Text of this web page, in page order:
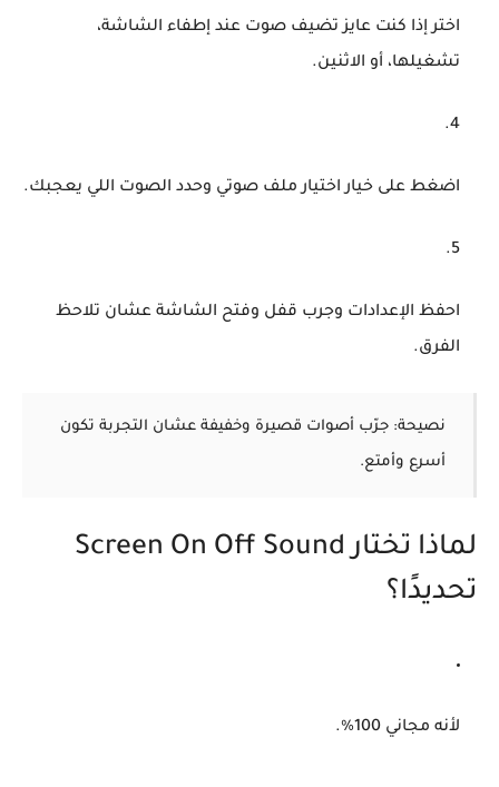
اختر إذا كنت عايز تضيف صوت عند إطفاء الشاشة،
تشغيلها، أو الاثنين.
اضغط على خياراختيار ملف صوتي وحدد الصوت اللي يعجبك.
احفظ الإعدادات وجرب قفل وفتح الشاشة عشان تلاحظ
الفرق.
نصيحة: جرّب أصوات قصيرة وخفيفة عشان التجربة تكون
أسرع وأمتع.
لماذا تختار Screen On Off Sound
تحديدًا؟
لأنه مجاني 100% .